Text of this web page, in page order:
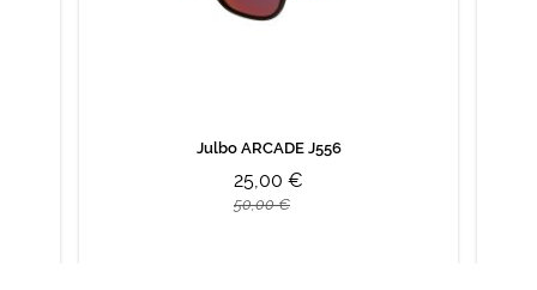
Julbo ARCADE J556
25,00 €
50,00 €